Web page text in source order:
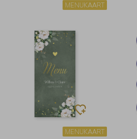
MENUKAART
MENUKAART